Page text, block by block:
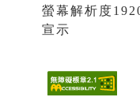
螢幕解析度
宣示